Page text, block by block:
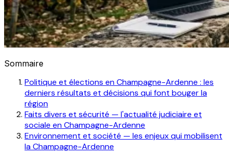
Sommaire
Politique et élections en Champagne-Ardenne : les
derniers résultats et décisions qui font bouger la
région
Faits divers et sécurité — l'actualité judiciaire et
sociale en Champagne-Ardenne
Environnement et société — les enjeux qui mobilisent
la Champagne-Ardenne